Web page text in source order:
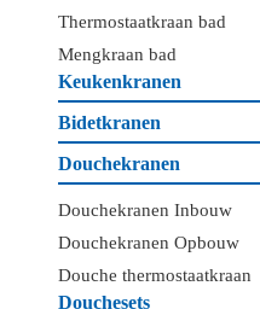
Thermostaatkraan bad
Mengkraan bad
Keukenkranen
Bidetkranen
Douchekranen
Douchekranen Inbouw
Douchekranen Opbouw
Douche thermostaatkraan
Douchesets